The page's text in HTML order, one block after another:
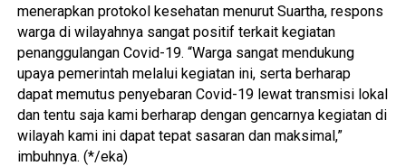
menerapkan protokol kesehatan menurut Suartha, respons
warga di wilayahnya sangat positif terkait kegiatan
penanggulangan Covid-19. “Warga sangat mendukung
upaya pemerintah melalui kegiatan ini, serta berharap
dapat memutus penyebaran Covid-19 lewat transmisi lokal
dan tentu saja kami berharap dengan gencarnya kegiatan di
wilayah kami ini dapat tepat sasaran dan maksimal,”
imbuhnya. (*/eka)